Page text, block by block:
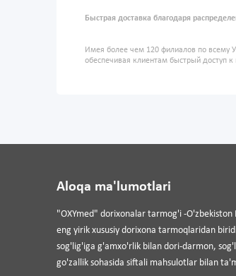
Быстрая доставка благодаря
Имея более чем 120 филиалов по всему
обеспечивая клиентам быстрый доступ
Aloqa ma'lumotlari
"OXYmed" dorixonalar tarmog'i -O'zbekiston
eng yirik xususiy dorixona tarmoqlaridan
sog'lig'iga g'amxo'rlik bilan dori-darmon,
go'zallik sohasida siftali mahsulotlar bilan